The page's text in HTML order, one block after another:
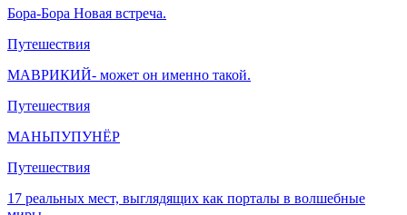
Бора-Бора Новая встреча.
Путешествия
МАВРИКИЙ- может он именно такой.
Путешествия
МАНЬПУПУНЁР
Путешествия
17 реальных мест, выглядящих как порталы в волшебные